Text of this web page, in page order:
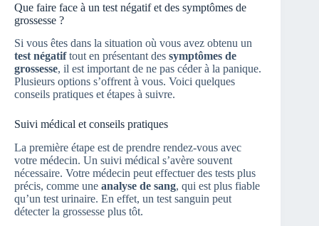
Que faire face à un test négatif et des symptômes de
grossesse ?
Si vous êtes dans la situation où vous avez obtenu un
test négatiftout en présentant des symptômes de
grossesse, il est important de ne pas céder à la panique.
Plusieurs options s’offrent à vous. Voici quelques
conseils pratiques et étapes à suivre.
Suivi médical et conseils pratiques
La première étape est de prendre rendez-vous avec
votre médecin. Un suivi médical s’avère souvent
nécessaire. Votre médecin peut effectuer des tests plus
précis, comme une analyse de sang, qui est plus fiable
qu’un test urinaire. En effet, un test sanguin peut
détecter la grossesse plus tôt.